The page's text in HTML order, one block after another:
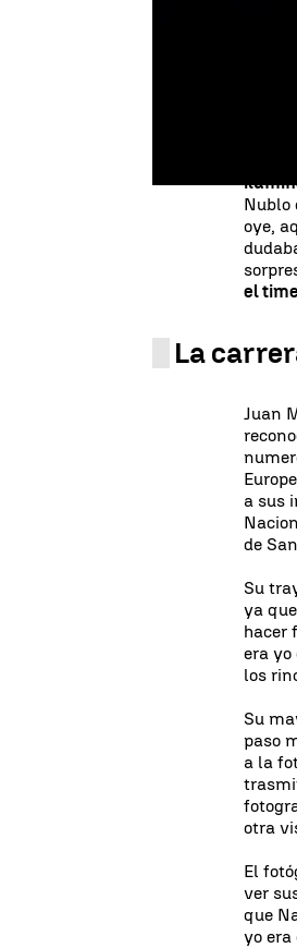
se
Nublo
oye,
el
La
Juan
a sus
de
Su
ya
hacer
era
los
Su
paso
a la
otra
El
ver
que
yo era